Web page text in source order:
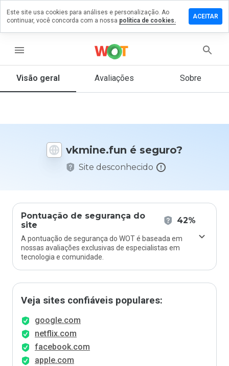
menu
Visão geral Avaliações Sobre
vkmine.fun é seguro?
Site desconhecido
Pontuação de segurança do
site
42%
A pontuação de segurança do WOT é baseada em
nossas avaliações exclusivas de especialistas em
tecnologia e comunidade.
Veja sites confiáveis populares:
google.com
netflix.com
facebook.com
apple.com
um
que
Este site usa cookies para análises e personalização. Ao
continuar, você concorda com a nossa política de cookies.
ACEITAR